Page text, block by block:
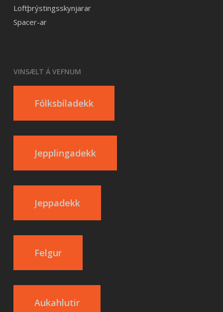
Loftþrýstingsskynjarar
Spacer-ar
VINSÆLT Á VEFNUM
Fólksbíladekk
Jepplingadekk
Jeppadekk
Felgur
Aukahlutir